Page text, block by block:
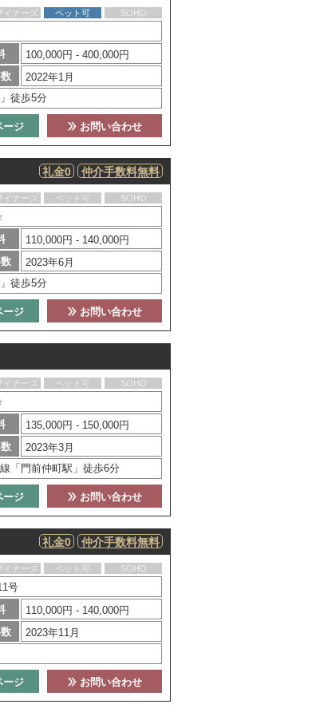
イナーズ ペット可 SOHO
100,000円 - 400,000円
2022年1月
徒歩5分
お問い合わせ
ージ
仲介手数料無料
礼金0
イナーズ ペット可 SOHO
110,000円 - 140,000円
2023年6月
徒歩5分
お問い合わせ
ージ
イナーズ ペット可 SOHO
135,000円 - 150,000円
2023年3月
「門前仲町駅」徒歩6分
お問い合わせ
ージ
仲介手数料無料
礼金0
イナーズ ペット可 SOHO
号
110,000円 - 140,000円
2023年11月
お問い合わせ
ージ